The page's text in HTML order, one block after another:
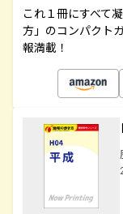
これ１冊にすべて
方」のコンパクト
報満載！